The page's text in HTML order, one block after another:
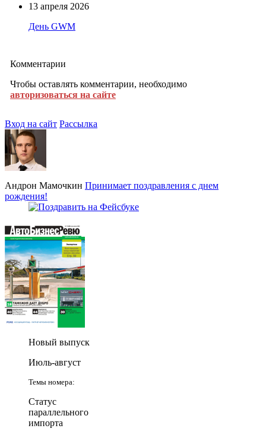
13 апреля 2026
День GWM
Комментарии
Чтобы оставлять комментарии, необходимо
авторизоваться на сайте
Вход на сайт Рассылка
Андрон Мамочкин Принимает поздравления с днем
рождения!
Новый выпуск
Июль-август
Темы номера:
Статус
параллельного
импорта